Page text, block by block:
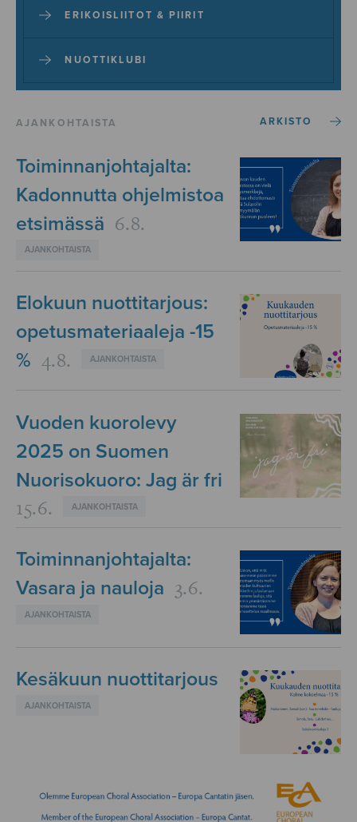
ERIKOISLIITOT & PIIRIT
NUOTTIKLUBI
AJANKOHTAISTA ARKISTO
Toiminnanjohtajalta:
Kadonnutta ohjelmistoa
etsimässä 6.8.
AJANKOHTAISTA
Elokuun nuottitarjous:
opetusmateriaaleja -15
% 4.8. AJANKOHTAISTA
Vuoden kuorolevy
2025 on Suomen
Nuorisokuoro: Jag är fri
15.6. AJANKOHTAISTA
Toiminnanjohtajalta:
Vasara ja nauloja 3.6.
AJANKOHTAISTA
Kesäkuun nuottitarjous
AJANKOHTAISTA